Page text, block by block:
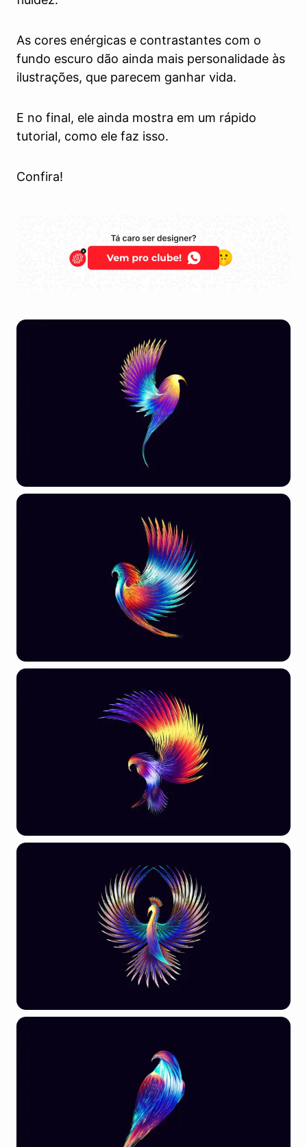
As cores enérgicas e contrastantes com o
fundo escuro dão ainda mais personalidade às
ilustrações, que parecem ganhar vida.
E no final, ele ainda mostra em um rápido
tutorial, como ele faz isso.
Confira!